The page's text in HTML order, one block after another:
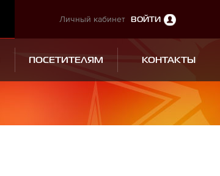
Личный кабинет ВОЙТИ
ПОСЕТИТЕЛЯМ КОНТАКТЫ